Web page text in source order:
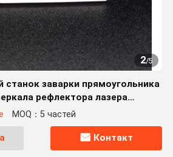
2/5
станок заварки прямоугольника
рефлектора лазера
отражательный кутинг
MOQ：5 частей
Контакт